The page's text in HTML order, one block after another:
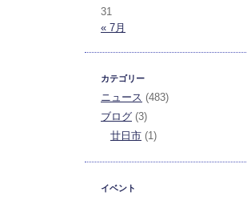
« 7月
31
カテゴリー
ニュース (483)
ブログ (3)
廿日市 (1)
イベント